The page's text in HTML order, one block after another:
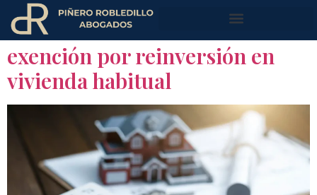
exención por reinversión en
vivienda habitual